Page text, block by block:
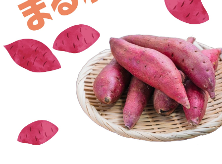
採用情報
お問い合わせ
Contact us in English